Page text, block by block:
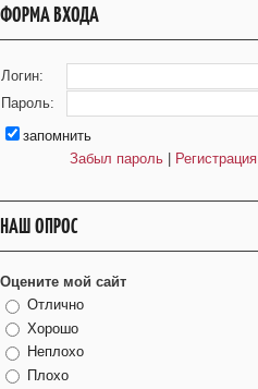
ФОРМА ВХОДА
Логин:
Пароль:
запомнить
Забыл пароль
Регистрация
НАШ ОПРОС
Оцените мой сайт
Отлично
Хорошо
Неплохо
Плохо